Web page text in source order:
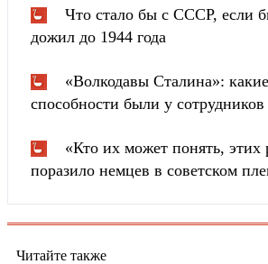
Что стало бы с СССР, если
дожил до 1944 года
«Волкодавы Сталина»:
способности были у
«Кто их может понять, этих
поразило немцев в советском
Читайте также